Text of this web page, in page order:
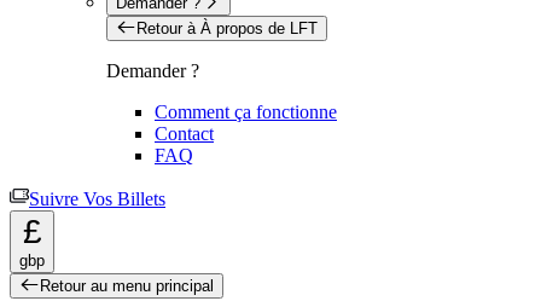
Retour à À propos de LFT
Demander ?
Comment ça fonctionne
Contact
FAQ
Suivre Vos Billets
£
gbp
Retour au menu principal